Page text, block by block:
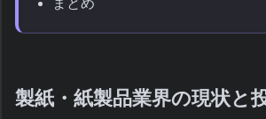
製紙・紙製品業界の現状と